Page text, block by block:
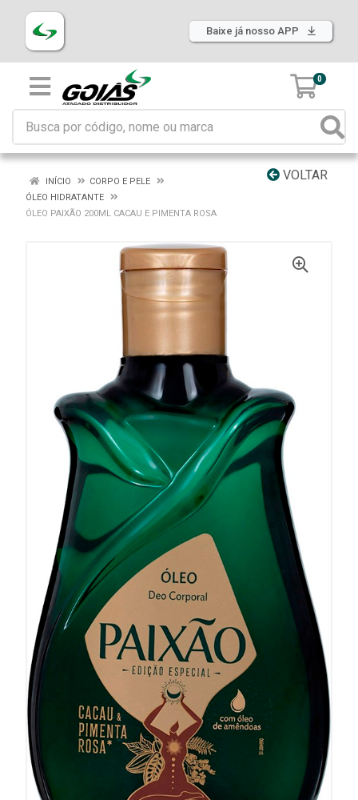
Baixe já nosso APP
0
VOLTAR
INÍCIO
CORPO E PELE
ÓLEO HIDRATANTE
ÓLEO PAIXÃO 200ML CACAU E PIMENTA ROSA